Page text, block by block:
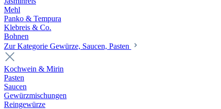
Mehl
Panko & Tempura
Klebreis & Co.
Bohnen
Zur Kategorie Gewürze, Saucen, Pasten
Kochwein & Mirin
Pasten
Saucen
Gewürzmischungen
Reingewürze